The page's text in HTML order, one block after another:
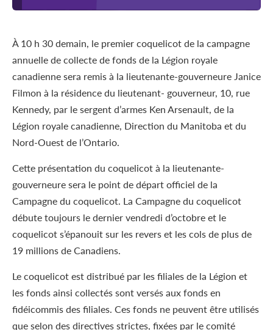
À 10 h 30 demain, le premier coquelicot de la campagne
annuelle de collecte de fonds de la Légion royale
canadienne sera remis à la lieutenante-gouverneure Janice
Filmon à la résidence du lieutenant- gouverneur, 10, rue
Kennedy, par le sergent d’armes Ken Arsenault, de la
Légion royale canadienne, Direction du Manitoba et du
Nord-Ouest de l’Ontario.
Cette présentation du coquelicot à la lieutenante-
gouverneure sera le point de départ officiel de la
Campagne du coquelicot. La Campagne du coquelicot
débute toujours le dernier vendredi d’octobre et le
coquelicot s’épanouit sur les revers et les cols de plus de
19 millions de Canadiens.
Le coquelicot est distribué par les filiales de la Légion et
les fonds ainsi collectés sont versés aux fonds en
fidéicommis des filiales. Ces fonds ne peuvent être utilisés
que selon des directives strictes, fixées par le comité